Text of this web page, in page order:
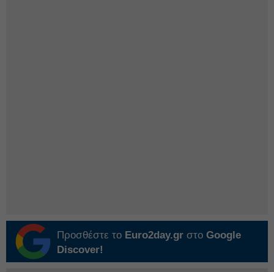
Προσθέστε το Euro2day.gr στο Google
Discover!